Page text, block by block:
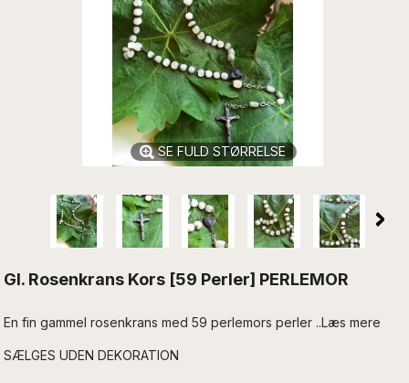
SE FULD STØRRELSE
Gl. Rosenkrans Kors [59 Perler] PERLEMOR
En fin gammel rosenkrans med 59 perlemors perler ..Læs mere
SÆLGES UDEN DEKORATION